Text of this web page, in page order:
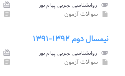
attachment روانشناسی تجربی پیام نور card_giftcard
insert_drive_file سوالات آزمون assignment
نیمسال دوم ۱۳۹۲-۱۳۹۱
attachment روانشناسی تجربی پیام نور card_giftcard
insert_drive_file سوالات آزمون assignment